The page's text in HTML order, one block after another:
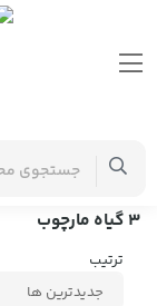
برچسب‌ها
3 گیاه مارچوب
ترتیب